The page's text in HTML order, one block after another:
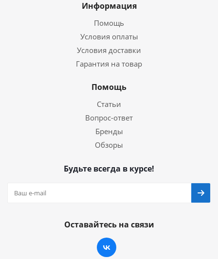
Информация
Помощь
Условия оплаты
Условия доставки
Гарантия на товар
Помощь
Статьи
Вопрос-ответ
Бренды
Обзоры
Будьте всегда в курсе!
Оставайтесь на связи